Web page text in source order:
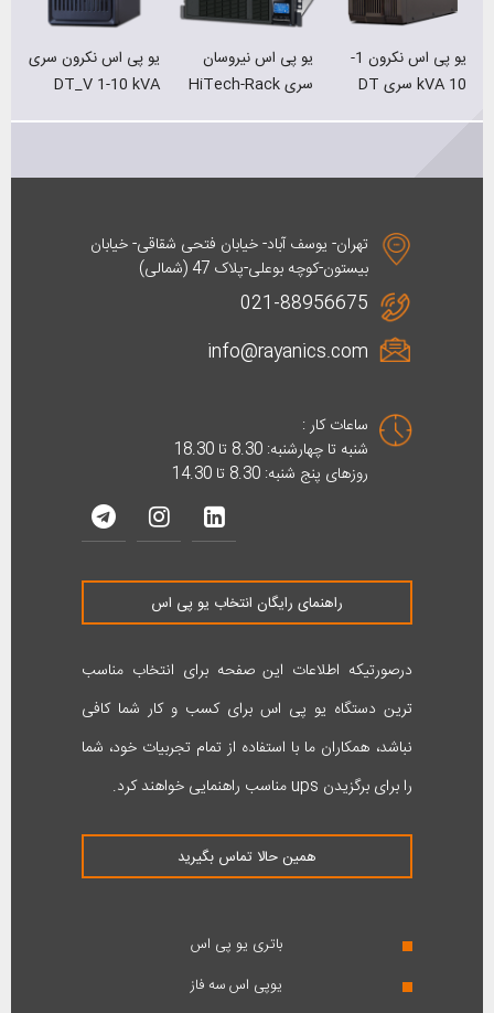
یو پی اس نیروسان
سری HiTech-Rack
یو پی اس نکرون سری
DT_V 1-10 kVA
یو پی اس فاران سری
گرین‌ پوینت
تهران- یوسف آباد- خیابان فتحی شقاقی- خیابان
بیستون-کوچه بوعلی-پلاک 47 (شمالی)
021-88956675
info@rayanics.com
ساعات کار :
شنبه تا چهارشنبه: 8.30 تا 18.30
روزهای پنج شنبه: 8.30 تا 14.30
راهنمای رایگان انتخاب یو پی اس
درصورتیکه اطلاعات این صفحه برای انتخاب مناسب
ترین دستگاه یو پی اس برای کسب و کار شما کافی
نباشد، همکاران ما با استفاده از تمام تجربیات خود، شما
را برای برگزیدن ups مناسب راهنمایی خواهند کرد.
همین حالا تماس بگیرید
باتری یو پی اس
یوپی اس سه فاز